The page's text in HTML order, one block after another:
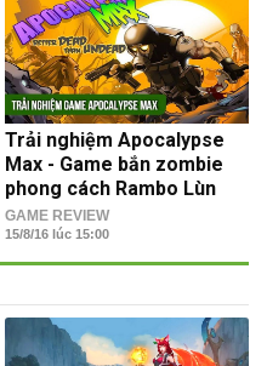
Trải nghiệm Apocalypse
Max - Game bắn zombie
phong cách Rambo Lùn
GAME REVIEW
15/8/16 lúc 15:00